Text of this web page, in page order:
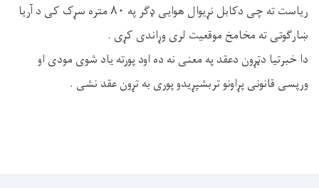
ریاست ته چی دکابل نړیوال هوایی ‌ډګر په ۸۰ متره سړک کی د آریا
ښارګوتی ته مخامخ موقعیت لری وړاندی کړی .
دا خبرتیا دټړون دعقد په معنی نه ده اود پورته یاد شوی مودی او
ورپسی قانونی پړاونو تربشپړیدو پوری به تړون عقد نشی .